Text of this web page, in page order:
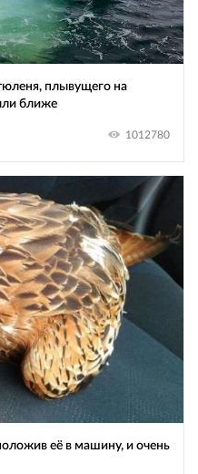
плывущего на
ближе
1012780
её в машину, и очень